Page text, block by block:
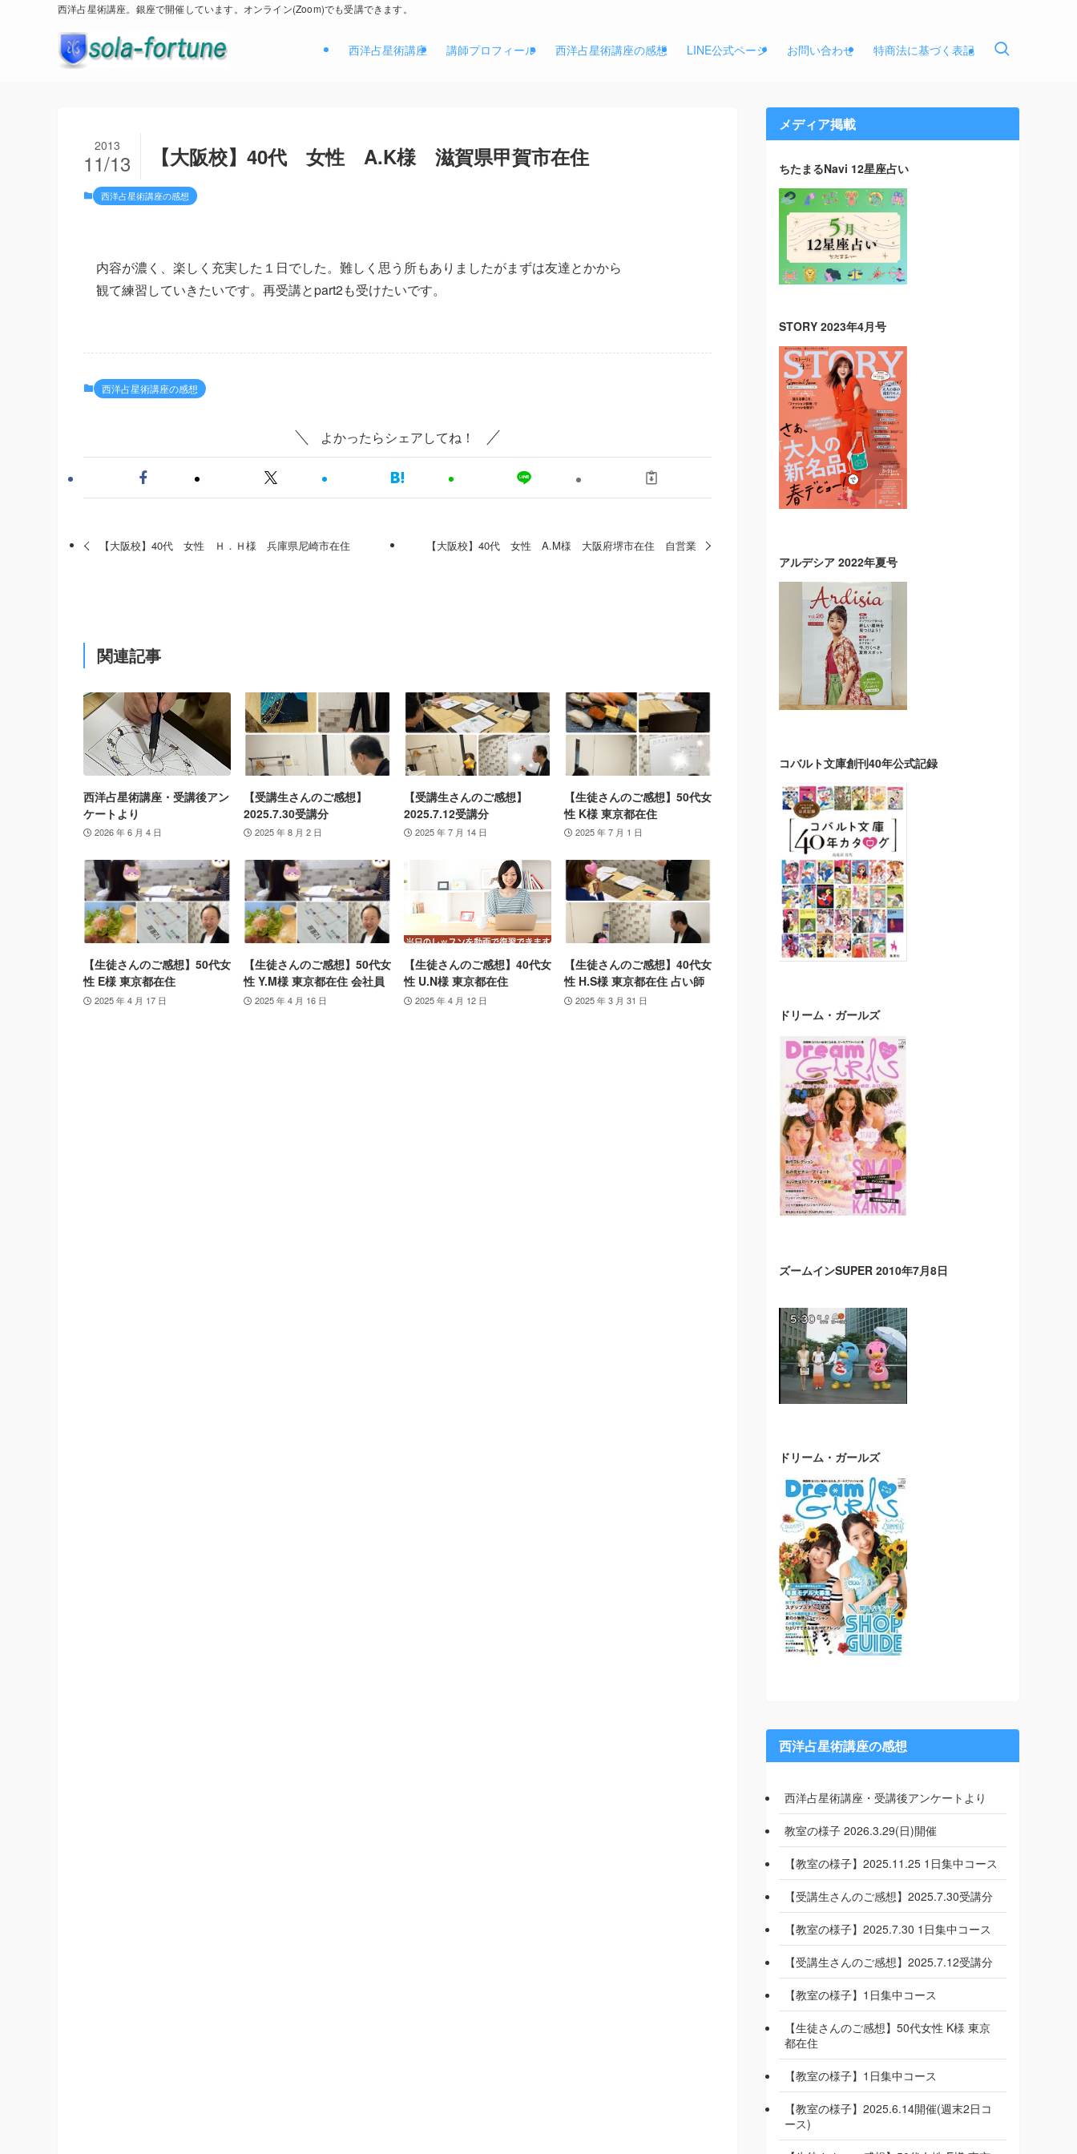
西洋占星術講座。銀座で開催しています。オンライン(Zoom)でも受講できます。
西洋占星術講座 講師プロフィール 西洋占星術講座の感想 LINE公式ページ お問い合わせ 特商法に基づく表記
【大阪校】40代 女性 A.K様 滋賀県甲賀市在住
2013
11/13
西洋占星術講座の感想
内容が濃く、楽しく充実した１日でした。難しく思う所もありましたがまずは友達とかから
観て練習していきたいです。再受講とpart2も受けたいです。
西洋占星術講座の感想
よかったらシェアしてね！
【大阪校】40代 女性 Ｈ．Ｈ様 兵庫県尼崎市在住 【大阪校】40代 女性 A.M様 大阪府堺市在住 自営業
関連記事
西洋占星術講座・受講後アン
ケートより
2026 年 6 月 4 日
【受講生さんのご感想】
2025.7.30受講分
2025 年 8 月 2 日
【受講生さんのご感想】
2025.7.12受講分
2025 年 7 月 14 日
【生徒さんのご感想】50代女
性 K様 東京都在住
2025 年 7 月 1 日
【生徒さんのご感想】50代女
性 E様 東京都在住
2025 年 4 月 17 日
【生徒さんのご感想】50代女
性 Y.M様 東京都在住 会社員
2025 年 4 月 16 日
【生徒さんのご感想】40代女
性 U.N様 東京都在住
2025 年 4 月 12 日
【生徒さんのご感想】40代女
性 H.S様 東京都在住 占い師
2025 年 3 月 31 日
メディア掲載
ちたまるNavi 12星座占い
STORY 2023年4月号
アルデシア 2022年夏号
コバルト文庫創刊40年公式記録
ドリーム・ガールズ
ズームインSUPER 2010年7月8日
ドリーム・ガールズ
西洋占星術講座の感想
西洋占星術講座・受講後アンケートより
教室の様子 2026.3.29(日)開催
【教室の様子】2025.11.25 1日集中コース
【受講生さんのご感想】2025.7.30受講分
【教室の様子】2025.7.30 1日集中コース
【受講生さんのご感想】2025.7.12受講分
【教室の様子】1日集中コース
【生徒さんのご感想】50代女性 K様 東京
都在住
【教室の様子】1日集中コース
【教室の様子】2025.6.14開催(週末2日コ
ース)